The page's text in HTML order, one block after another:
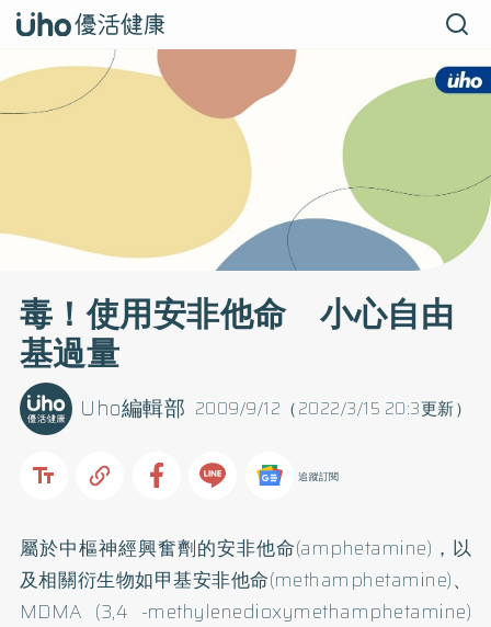
毒！使用安非他命 小心自由
基過量
2009/9/12（2022/3/15 20:3更新）
Uho編輯部
追蹤訂閱
屬於中樞神經興奮劑的安非他命(amphetamine)，以
及相關衍生物如甲基安非他命(methamphetamine)、
MDMA (3,4 -methylenedioxymethamphetamine)